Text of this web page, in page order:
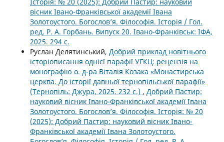
вісник Івано-Франківської академії Івана
Золотоустого. Богослов’я. Філософія. Історія / Гол.
ред. Р. А. Горбань. Випуск 20. Івано-Франківськ: ІФА,
2025. 294 с.
Руслан Делятинський, Добрий приклад новітнього
історіописання однієї парафії УГКЦ: рецензія на
монографію о. д-ра Віталія Козака «Монастирська
церква. До історії давньої тернопільської парафії»
(Тернопіль: Джура, 2025. 232 с.) , Добрий Пастир:
науковий вісник Івано-Франківської академії Івана
Золотоустого. Богослов’я. Філософія. Історія: № 20
(2025): Добрий Пастир: науковий вісник Івано-
Франківської академії Івана Золотоустого.